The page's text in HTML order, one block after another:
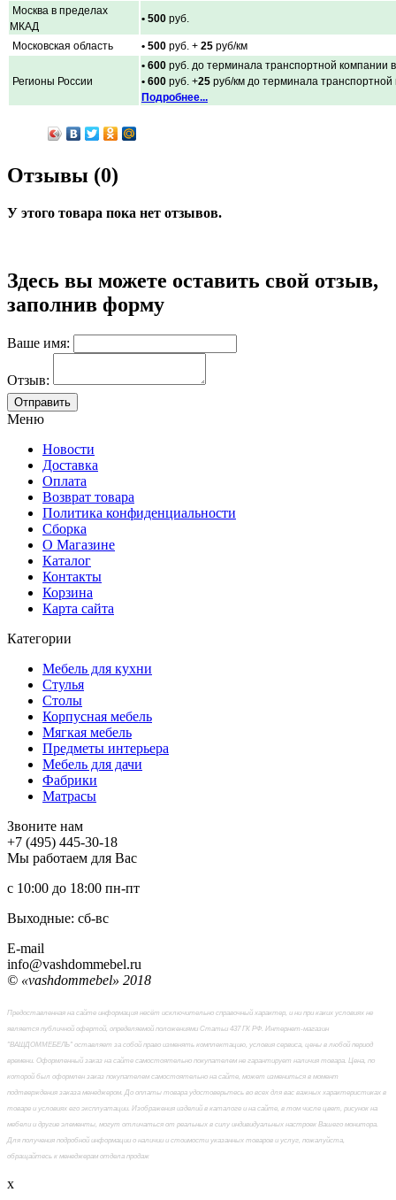
Москва в пределах
МКАД
• 500 руб.
Московская область • 500 руб. + 25 руб/км
Регионы России
• 600 руб. до терминала транспортной компании
• 600 руб. +25 руб/км до терминала
Подробнее...
Отзывы (0)
У этого товара пока нет отзывов.
Здесь вы можете оставить свой отзыв,
заполнив форму
Ваше имя:
Отзыв:
Меню
Новости
Доставка
Оплата
Возврат товара
Политика конфиденциальности
Сборка
О Магазине
Каталог
Контакты
Корзина
Карта сайта
Категории
Мебель для кухни
Стулья
Столы
Корпусная мебель
Мягкая мебель
Предметы интерьера
Мебель для дачи
Фабрики
Матраcы
Звоните нам
+7 (495) 445-30-18
Мы работаем для Вас
с 10:00 до 18:00 пн-пт
Выходные: сб-вc
E-mail
info@vashdommebel.ru
© «vashdommebel» 2018
Предоставленная на сайте информация несёт исключительно справочный характер, и ни при каких условиях не
является публичной офертой, определяемой положениями Статьи 437 ГК РФ. Интернет-магазин
"ВАШДОММЕБЕЛЬ" оставляет за собой право изменять комплектацию, условия сервиса, цены в любой период
времени. Оформленный заказ на сайте самостоятельно покупателем не гарантирует наличия товара. Цена, по
которой был оформлен заказ покупателем самостоятельно на сайте, может измениться в момент
подтверждения заказа менеджером. До оплаты товара удостоверьтесь во всех для вас важных характеристиках в
товаре и условиях его эксплуатации. Изображения изделий в каталоге и на сайте, в том числе цвет, рисунок на
мебели и другие элементы, могут отличаться от реальных в силу индивидуальных настроек Вашего монитора.
Для получения подробной информации о наличии и стоимости указанных товаров и услуг, пожалуйста,
обращайтесь к менеджерам отдела продаж
x